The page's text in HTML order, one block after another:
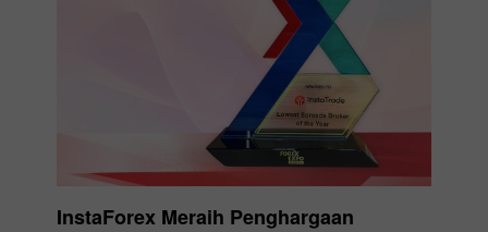
InstaForex Meraih Penghargaan